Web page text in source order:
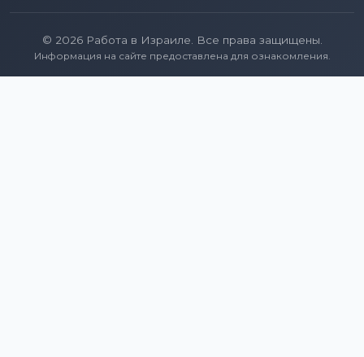
© 2026 Работа в Израиле. Все права защищены.
Информация на сайте предоставлена для ознакомления.